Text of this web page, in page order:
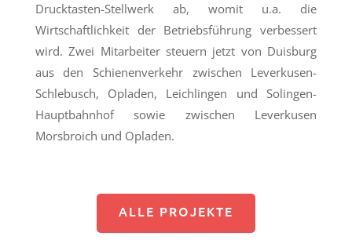
Drucktasten-Stellwerk ab, womit u.a. die
Wirtschaftlichkeit der Betriebsführung verbessert
wird. Zwei Mitarbeiter steuern jetzt von Duisburg
aus den Schienenverkehr zwischen Leverkusen-
Schlebusch, Opladen, Leichlingen und Solingen-
Hauptbahnhof sowie zwischen Leverkusen
Morsbroich und Opladen.
ALLE PROJEKTE